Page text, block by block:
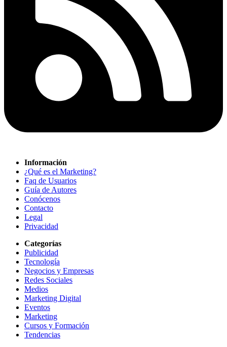
Información
¿Qué es el Marketing?
Faq de Usuarios
Guía de Autores
Conócenos
Contacto
Legal
Privacidad
Categorías
Publicidad
Tecnología
Negocios y Empresas
Redes Sociales
Medios
Marketing Digital
Eventos
Marketing
Cursos y Formación
Tendencias